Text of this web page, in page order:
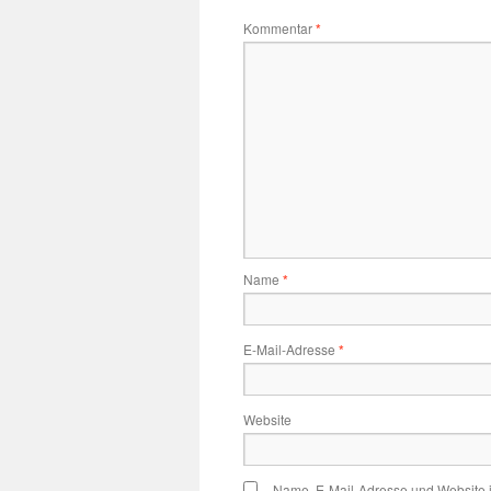
Kommentar*
Name *
E-Mail-Adresse *
Website